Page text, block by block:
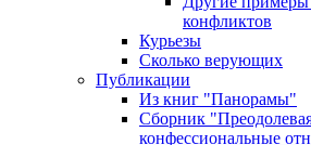
конфликтов
Курьезы
Сколько верующих
Публикации
Из книг "Панорамы"
Сборник
конфессиональные